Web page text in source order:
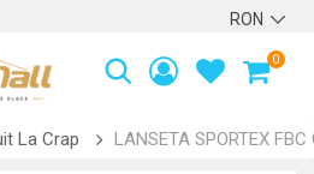
0
La Crap LANSETA SPORTEX